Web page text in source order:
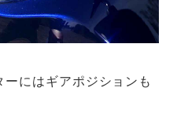
にはギアポジションも